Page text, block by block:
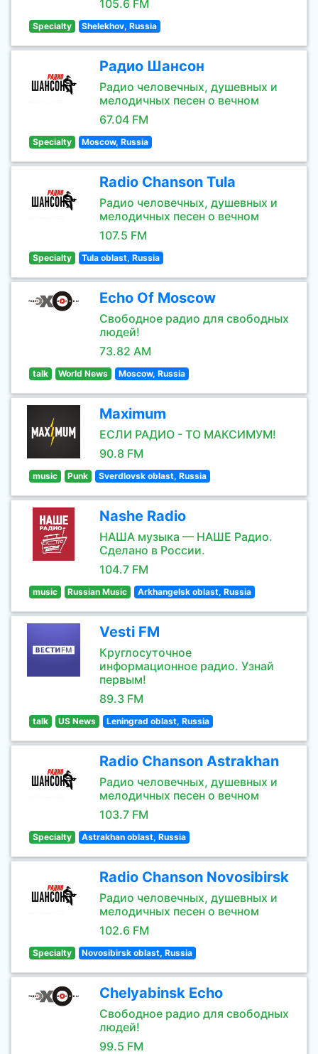
105.6 FM
Specialty Shelekhov, Russia
Радио Шансон
Радио человечных, душевных и
мелодичных песен о вечном
67.04 FM
Specialty Moscow, Russia
Radio Chanson Tula
Радио человечных, душевных и
мелодичных песен о вечном
107.5 FM
Specialty Tula oblast, Russia
Echo Of Moscow
Свободное радио для свободных
людей!
73.82 AM
talk World News Moscow, Russia
Maximum
ЕСЛИ РАДИО - ТО МАКСИМУМ!
90.8 FM
music Punk Sverdlovsk oblast, Russia
Nashe Radio
НАША музыка — НАШЕ Радио.
Сделано в России.
104.7 FM
music Russian Music Arkhangelsk oblast, Russia
Vesti FM
Круглосуточное
информационное радио. Узнай
первым!
89.3 FM
talk US News Leningrad oblast, Russia
Radio Chanson Astrakhan
Радио человечных, душевных и
мелодичных песен о вечном
103.7 FM
Specialty Astrakhan oblast, Russia
Radio Chanson Novosibirsk
Радио человечных, душевных и
мелодичных песен о вечном
102.6 FM
Specialty Novosibirsk oblast, Russia
Chelyabinsk Echo
Свободное радио для свободных
людей!
99.5 FM